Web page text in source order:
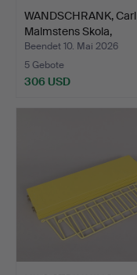
WANDSCHRANK, Carl
Malmstens Skola,
Stockho…
Beendet 10. Mai 2026
5 Gebote
306 USD